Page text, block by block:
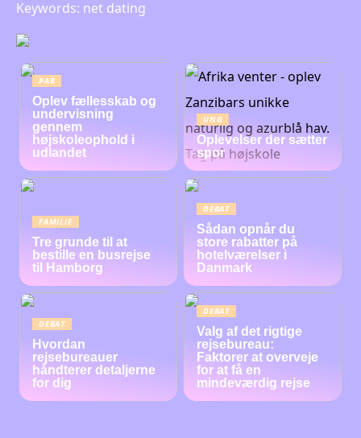
Keywords: net dating
PAR
Oplev fællesskab og
undervisning
gennem
højskoleophold i
udlandet
UNG
Oplevelser der sætter
spor
FAMILIE
Tre grunde til at
bestille en busrejse
til Hamborg
DEBAT
Sådan opnår du
store rabatter på
hotelværelser i
Danmark
DEBAT
Hvordan
rejsebureauer
håndterer detaljerne
for dig
DEBAT
Valg af det rigtige
rejsebureau:
Faktorer at overveje
for at få en
mindeværdig rejse